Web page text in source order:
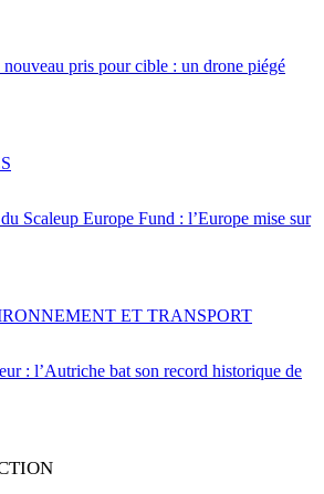
pris pour cible : un drone piégé
Scaleup Europe Fund : l’Europe mise sur
: l’Autriche bat son record historique de
ET TRANSPORT